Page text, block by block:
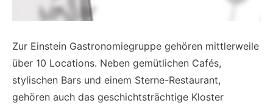
Zur Einstein Gastronomiegruppe gehören mittlerweile
über 10 Locations. Neben gemütlichen Cafés,
stylischen Bars und einem Sterne-Restaurant,
gehören auch das geschichtsträchtige Kloster